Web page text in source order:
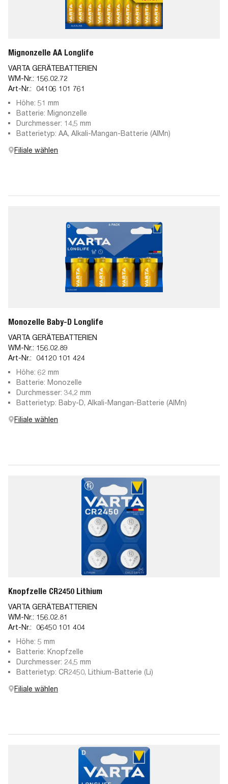
Mignonzelle AA Longlife
VARTA GERÄTEBATTERIEN
WM-Nr.: 156.02.72
Art-Nr.:
04106 101 761
Höhe: 51 mm
Batterie: Mignonzelle
Durchmesser: 14,5 mm
Batterietyp: AA, Alkali-Mangan-Batterie (AlMn)
Filiale wählen
Monozelle Baby-D Longlife
VARTA GERÄTEBATTERIEN
WM-Nr.: 156.02.89
Art-Nr.:
04120 101 424
Höhe: 62 mm
Batterie: Monozelle
Durchmesser: 34,2 mm
Batterietyp: Baby-D, Alkali-Mangan-Batterie (AlMn)
Filiale wählen
Knopfzelle CR2450 Lithium
VARTA GERÄTEBATTERIEN
WM-Nr.: 156.02.81
Art-Nr.:
06450 101 404
Höhe: 5 mm
Batterie: Knopfzelle
Durchmesser: 24,5 mm
Batterietyp: CR2450, Lithium-Batterie (Li)
Filiale wählen